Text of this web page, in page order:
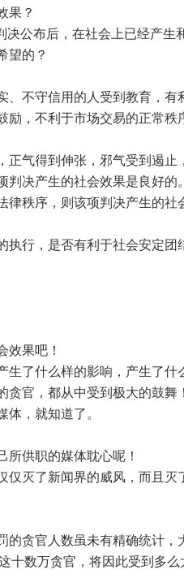
果？
公布后，在社会上已经产
望的？
不守信用的人受到教育，
，不利于市场交易的正常秩
气得到伸张，邪气受到遏
决产生的社会效果是良好的
秩序，则该项判决产生的社
行，是否有利于社会安定团
果吧！
了什么样的影响，产生了
官，都从中受到极大的鼓
，就知道了。
供职的媒体耽心呢！
灭了新闻界的威风，而且灭
贪官人数虽未有精确统计，
十数万贪官，将因此受到多